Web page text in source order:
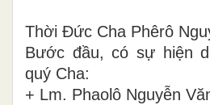
Thời Đức Cha Phêrô
Bước đầu, có sự hiện
quý Cha:
+ Lm. Phaolô Nguyễn